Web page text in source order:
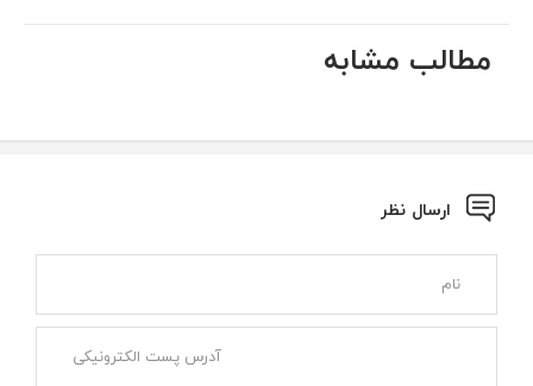
مطالب مشابه
ارسال نظر